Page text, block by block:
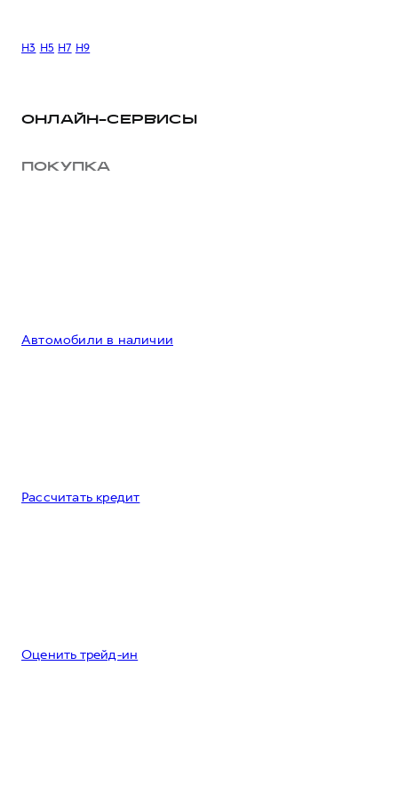
H3 H5 H7 H9
ОНЛАЙН-СЕРВИСЫ
ПОКУПКА
Автомобили в наличии
Рассчитать кредит
Оценить трейд-ин